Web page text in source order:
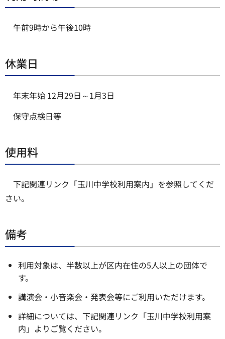
午前9時から午後10時
休業日
年末年始 12月29日～1月3日
保守点検日等
使用料
下記関連リンク「玉川中学校利用案内」を参照してくだ
さい。
備考
利用対象は、半数以上が区内在住の5人以上の団体で
す。
講演会・小音楽会・発表会等にご利用いただけます。
詳細については、下記関連リンク「玉川中学校利用案
内」よりご覧ください。